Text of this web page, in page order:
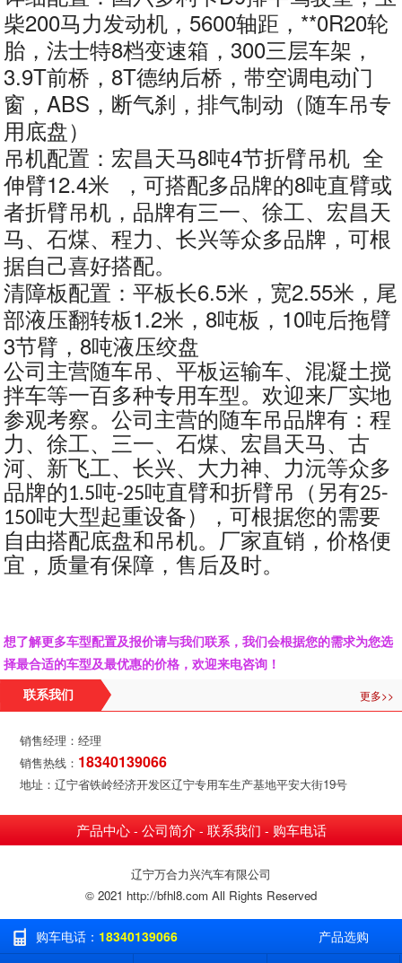
柴200马力发动机，5600轴距，**0R20轮
胎，法士特8档变速箱，300三层车架，
3.9T前桥，8T德纳后桥，带空调电动门
窗，ABS，断气刹，排气制动（随车吊专
用底盘）
吊机配置：宏昌天马8吨4节折臂吊机 全
伸臂12.4米 ，可搭配多品牌的8吨直臂或
者折臂吊机，品牌有三一、徐工、宏昌天
马、石煤、程力、长兴等众多品牌，可根
据自己喜好搭配。
清障板配置：平板长6.5米，宽2.55米，尾
部液压翻转板1.2米，8吨板，10吨后拖臂
3节臂，8吨液压绞盘
公司主营随车吊、平板运输车、混凝土搅
拌车等一百多种专用车型。欢迎来厂实地
参观考察。公司主营的随车吊品牌有：程
力、徐工、三一、石煤、宏昌天马、古
河、新飞工、长兴、大力神、力沅等众多
品牌的1.5吨-25吨直臂和折臂吊（另有25-
150吨大型起重设备），可根据您的需要
自由搭配底盘和吊机。厂家直销，价格便
宜，质量有保障，售后及时。
想了解更多车型配置及报价请与我们联系，我们会根据您的需求为您选
择最合适的车型及最优惠的价格，欢迎来电咨询！
联系我们 更多>>
销售经理：经理
销售热线： 18340139066
地址：辽宁省铁岭经济开发区辽宁专用车生产基地平安大街19号
产品中心- 公司简介 - 联系我们 - 购车电话
辽宁万合力兴汽车有限公司
© 2021 http://bfhl8.com All Rights Reserved
购车电话： 18340139066 产品选购